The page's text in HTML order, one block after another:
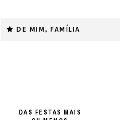
DE MIM , FAMÍLIA
DAS FESTAS MAIS